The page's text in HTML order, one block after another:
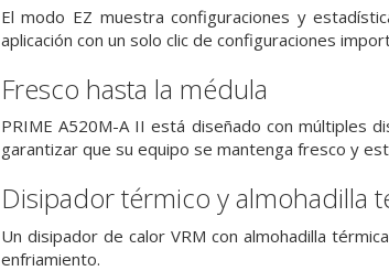
El modo EZ muestra configuraciones y
aplicación con un solo clic de configuraciones
Fresco hasta la médula
PRIME A520M-A II está diseñado con múltiples
garantizar que su equipo se mantenga fresco y
Disipador térmico y almohadilla
Un disipador de calor VRM con almohadilla
enfriamiento.